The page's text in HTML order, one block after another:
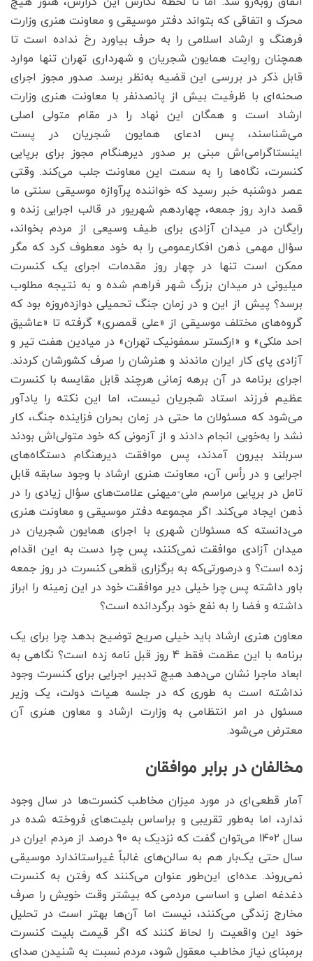
محرک و اتفاقی که بتواند دفتر موسیقی و معاونت هنری وزارت
فرهنگ و ارشاد اسلامی را به حرف بیاورد رخ نداده است تا
همچنان روایت همایون شجریان و شهرداری تهران تنها موارد
قابل ذکر در بررسی این قضیه به‌نظر برسد. صدور مجوز اجرای
صحنه‌ای با ظرفیت بیش از پانصدنفر با معاونت هنری وزارت
ارشاد است و همگان این نهاد را در مقام متولی اصلی
می‌شناسند، پس ادعای همایون شجریان در پست
اینستاگرامی‌اش مبنی بر صدور دیرهنگام مجوز برای برپایی
کنسرت، نگاه‌ها را به سمت این معاونت جلب می‌کند. وقتی
عصر دوشنبه خبر رسید که خواننده پرآوازه موسیقی سنتی ما
قصد دارد روز جمعه، چهاردهم شهریور در قالب اجرایی زنده و
رایگان در میدان آزادی برای طیف وسیعی از مردم بخواند،
سؤال مهمی ذهن افکارعمومی را به خود معطوف کرد که مگر
ممکن است تنها در چهار روز مقدمات اجرای یک کنسرت
میلیونی در میدان بزرگ شهر فراهم شده و به نتیجه مطلوب
برسد؟ پیش از این و در زمان جنگ تحمیلی دوازده‌روزه بود که
گروه‌های مختلف موسیقی از «علی قمصری» گرفته تا «عاشیق
احد ملکی» و «ارکستر سمفونیک تهران» در میادین هفت تیر و
آزادی پای کار ایران ماندند و هنرشان را صرف کشورشان کردند.
اجرای برنامه در آن برهه زمانی هرچند قابل مقایسه با کنسرت
عظیم فرزند استاد شجریان نیست، اما این نکته را یادآور
می‌شود که مسئولان ما حتی در زمان بحران فزاینده جنگ، کار
نشد را به‌خوبی انجام دادند و از آزمونی که خود متولی‌اش بودند
سربلند بیرون آمدند، پس موافقت دیرهنگام دستگاه‌های
اجرایی و در رأس آن، معاونت هنری ارشاد با وجود سابقه قابل
تامل در برپایی مراسم ملی-میهنی علامت‌های سؤال زیادی را در
ذهن ایجاد می‌کند. اگر مجموعه دفتر موسیقی و معاونت هنری
می‌دانسته که مسئولان شهری با اجرای همایون شجریان در
میدان آزادی موافقت نمی‌کنند، پس چرا دست به این اقدام‌
زده است؟ و درصورتی‌که به برگزاری قطعی کنسرت در روز جمعه
باور داشته پس چرا خیلی دیر موافقت خود در این زمینه را ابراز
داشته و فضا را به نفع خود برگردانده است؟
معاون هنری ارشاد باید خیلی صریح توضیح بدهد چرا برای یک
برنامه با این عظمت فقط 4 روز قبل نامه زده است؟ نگاهی به
ابعاد ماجرا نشان می‌دهد هیچ تدبیر اجرایی برای کنسرت وجود
نداشته است به طوری که در جلسه هیات دولت، یک وزیر
مسئول در امر انتظامی به وزارت ارشاد و معاون هنری آن
معترض می‌شود.
مخالفان در برابر موافقان
آمار قطعی‌ای در مورد میزان مخاطب کنسرت‌ها در سال وجود
ندارد، اما به‌طور تقریبی و براساس بلیت‌های فروخته شده در
سال ۱۴۰۲ می‌توان گفت که نزدیک به 90 درصد از مردم ایران در
سال حتی یک‌بار هم به سالن‌های غالباً غیراستاندارد موسیقی
نمی‌روند. عده‌ای این‌طور عنوان می‌کنند که رفتن به کنسرت
دغدغه اصلی و اساسی مردمی که بیشتر وقت خویش را صرف
مخارج زندگی می‌کنند، نیست اما آن‌ها بهتر است در تحلیل
خود این واقعیت را لحاظ کنند که اگر قیمت بلیت کنسرت
برمبنای نیاز مخاطب معقول شود، مردم نسبت به شنیدن صدای